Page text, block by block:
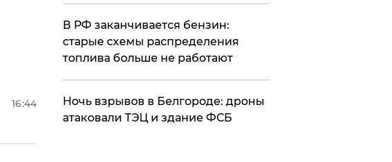
16:44
​В РФ заканчивается бензин:
старые схемы распределения
топлива больше не работают
​Ночь взрывов в Белгороде: дроны
атаковали ТЭЦ и здание ФСБ